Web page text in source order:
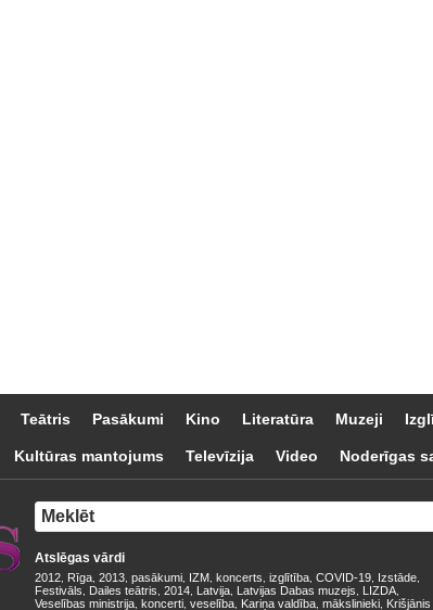
Teātris Pasākumi Kino Literatūra Muzeji
Kultūras mantojums Televīzija Video Noderīgas
Atslēgas vārdi
2012 Rīga 2013 pasākumi IZM koncerts izglītība COVID-19 Izstāde
Festivāls Dailes teātris 2014 Latvija Latvijas Dabas muzejs LIZDA
Veselības ministrija koncerti veselība Kariņa valdība mākslinieki Krišjānis